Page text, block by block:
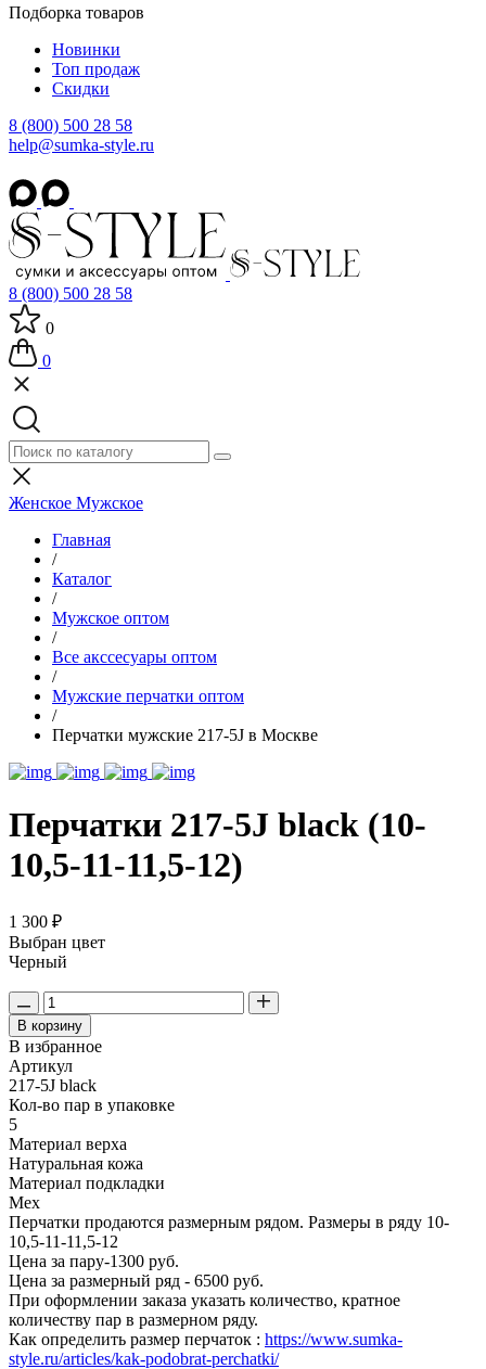
Подборка товаров
Новинки
Топ продаж
Скидки
8 (800) 500 28 58
help@sumka-style.ru
8 (800) 500 28 58
0
0
Женское Мужское
Главная
/
Каталог
/
Мужское оптом
/
Все акссесуары оптом
/
Мужские перчатки оптом
/
Перчатки мужские 217-5J в Москве
Перчатки 217-5J black (10-
10,5-11-11,5-12)
1 300 ₽
Выбран цвет
Черный
В корзину
В избранное
Артикул
217-5J black
Кол-во пар в упаковке
5
Материал верха
Натуральная кожа
Материал подкладки
Мех
Перчатки продаются размерным рядом. Размеры в ряду 10-
10,5-11-11,5-12
Цена за пару-1300 руб.
Цена за размерный ряд - 6500 руб.
При оформлении заказа указать количество, кратное
количеству пар в размерном ряду.
Как определить размер перчаток : https://www.sumka-
style.ru/articles/kak-podobrat-perchatki/